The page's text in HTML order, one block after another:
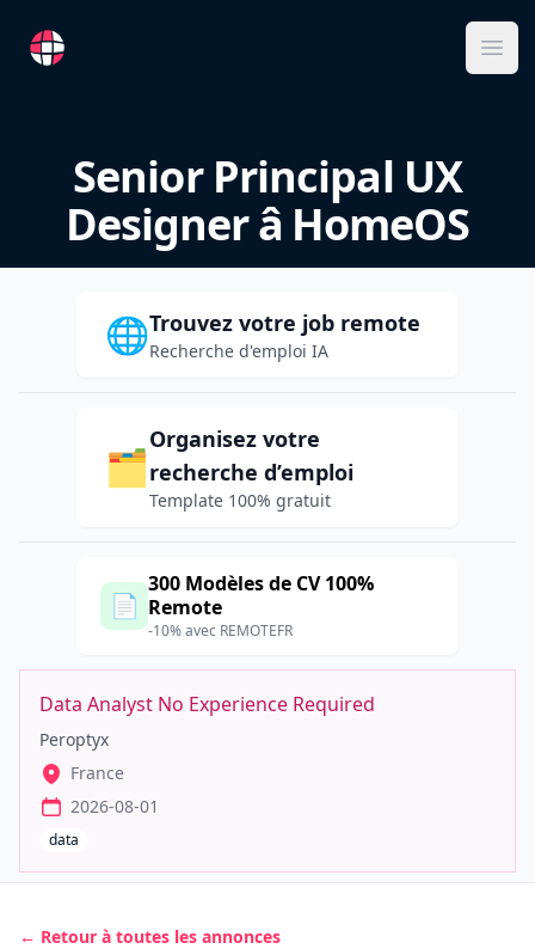
RemoteFR
Senior Principal UX
Designer â HomeOS
🌐Trouvez votre job remote
Recherche d'emploi IA
🗂️
Organisez votre
recherche d’emploi
Template 100% gratuit
📄
300 Modèles de CV 100%
Remote
-10% avec REMOTEFR
Data Analyst No Experience Required
Peroptyx
France
2026-08-01
data
← Retour à toutes les annonces